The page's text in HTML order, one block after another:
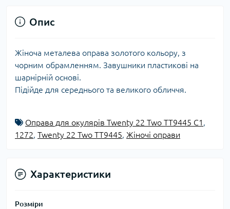
Опис
Жіноча металева оправа золотого кольору, з
чорним обрамленням. Завушники пластикові на
шарнірній основі.
Підійде для середнього та великого обличчя.
Оправа для окулярів Twenty 22 Two TT9445 C1
1272 Twenty 22 Two TT9445 Жіночі оправи
Характеристики
Розміри